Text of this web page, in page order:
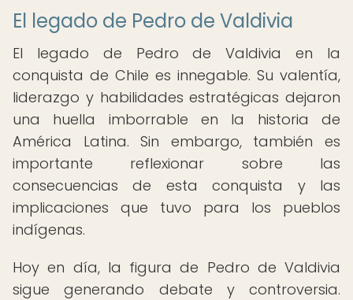
El legado de Pedro de Valdivia
El legado de Pedro de Valdivia en la
conquista de Chile es innegable. Su valentía,
liderazgo y habilidades estratégicas dejaron
una huella imborrable en la historia de
América Latina. Sin embargo, también es
importante reflexionar sobre las
consecuencias de esta conquista y las
implicaciones que tuvo para los pueblos
indígenas.
Hoy en día, la figura de Pedro de Valdivia
sigue generando debate y controversia.